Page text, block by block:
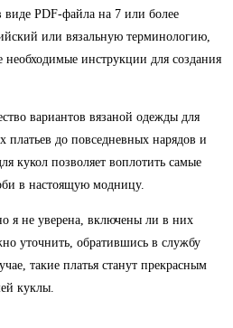
виде PDF-файла на 7 или более
или вязальную терминологию,
необходимые инструкции для создания
вариантов вязаной одежды для
платьев до повседневных нарядов и
кукол позволяет воплотить самые
в настоящую модницу.
я не уверена, включены ли в них
уточнить, обратившись в службу
такие платья станут прекрасным
куклы.